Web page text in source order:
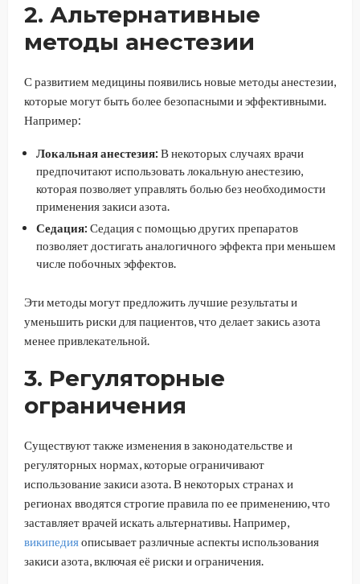
2. Альтернативные
методы анестезии
С развитием медицины появились новые методы анестезии,
которые могут быть более безопасными и эффективными.
Например:
Локальная анестезия: В некоторых случаях врачи
предпочитают использовать локальную анестезию,
которая позволяет управлять болью без необходимости
применения закиси азота.
Седация: Седация с помощью других препаратов
позволяет достигать аналогичного эффекта при меньшем
числе побочных эффектов.
Эти методы могут предложить лучшие результаты и
уменьшить риски для пациентов, что делает закись азота
менее привлекательной.
3. Регуляторные
ограничения
Существуют также изменения в законодательстве и
регуляторных нормах, которые ограничивают
использование закиси азота. В некоторых странах и
регионах вводятся строгие правила по ее применению, что
заставляет врачей искать альтернативы. Например,
википедияописывает различные аспекты использования
закиси азота, включая её риски и ограничения.